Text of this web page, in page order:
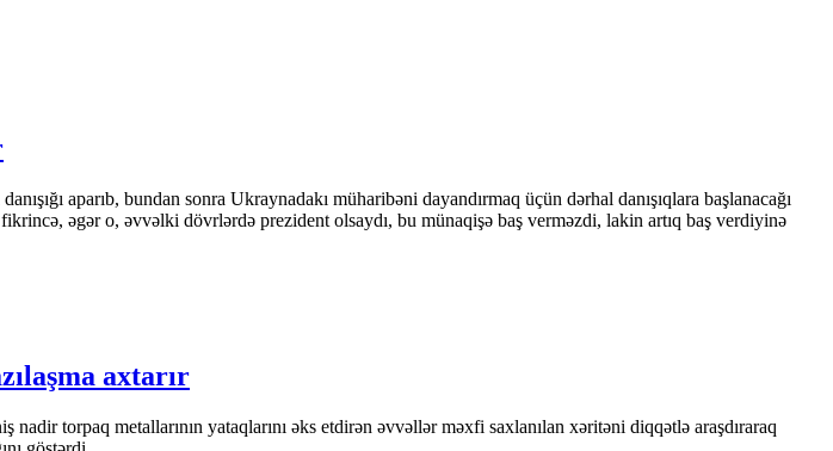
aparıb, bundan sonra Ukraynadakı müharibəni dayandırmaq üçün dərhal danışıqlara başlanacağı
əgər o, əvvəlki dövrlərdə prezident olsaydı, bu münaqişə baş verməzdi, lakin artıq baş verdiyinə
axtarır
torpaq metallarının yataqlarını əks etdirən əvvəllər məxfi saxlanılan xəritəni diqqətlə araşdıraraq